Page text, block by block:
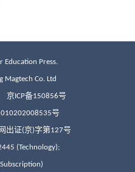
Education Press.
Magtech Co. Ltd
京ICP备150856号
号
出证(京)字第127号
(Technology);